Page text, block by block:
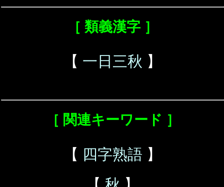
［ 類義漢字 ］
【 一日三秋 】
［ 関連キーワード ］
【 四字熟語 】